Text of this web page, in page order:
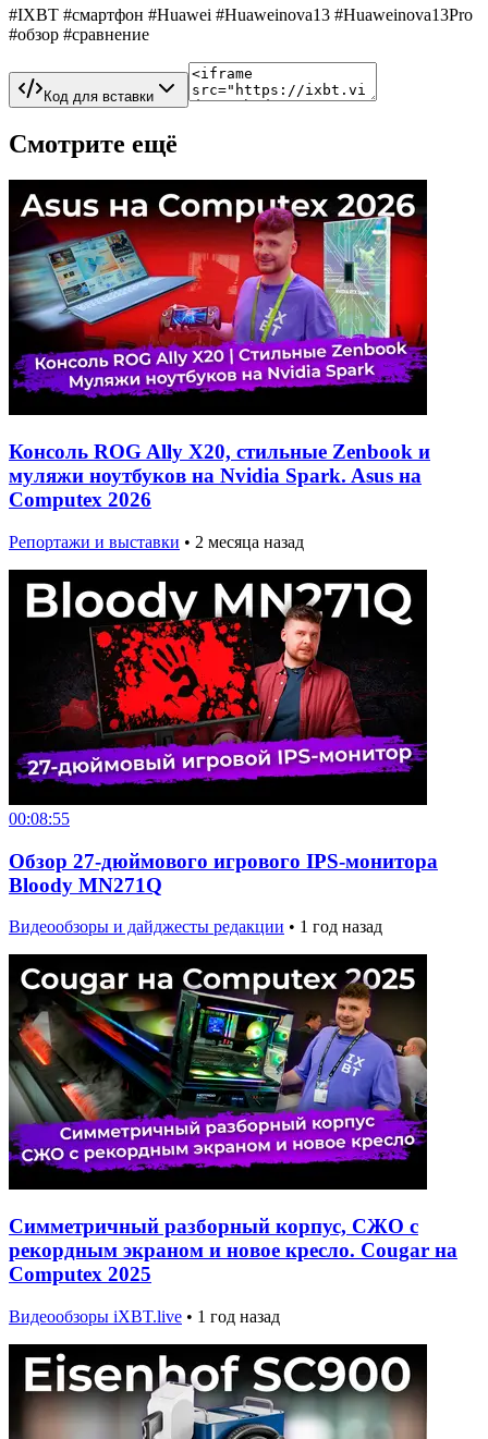
#IXBT #смартфон #Huawei #Huaweinova13 #Huaweinova13Pro
#обзор #сравнение
Код для вставки
Смотрите ещё
Консоль ROG Ally X20, стильные Zenbook и
муляжи ноутбуков на Nvidia Spark. Asus на
Computex 2026
Репортажи и выставки • 2 месяца назад
00:08:55
Обзор 27-дюймового игрового IPS-монитора
Bloody MN271Q
Видеообзоры и дайджесты редакции • 1 год назад
Симметричный разборный корпус, СЖО с
рекордным экраном и новое кресло. Cougar на
Computex 2025
Видеообзоры iXBT.live • 1 год назад